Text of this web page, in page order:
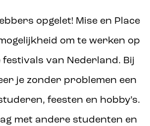
opgelet! Mise en Place
om te werken op
van Nederland. Bij
je zonder problemen een
feesten en hobby’s.
met andere studenten en